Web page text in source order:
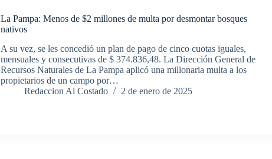
La Pampa: Menos de $2 millones de multa por desmontar bosques
nativos
A su vez, se les concedió un plan de pago de cinco cuotas iguales,
mensuales y consecutivas de $ 374.836,48. La Dirección General de
Recursos Naturales de La Pampa aplicó una millonaria multa a los
propietarios de un campo por…
Redaccion Al Costado
2 de enero de 2025